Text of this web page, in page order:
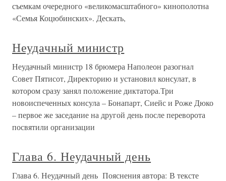
съемкам очередного «великомасштабного» кинополотна
«Семья Коцюбинских». Дескать,
Неудачный министр
Неудачный министр 18 брюмера Наполеон разогнал
Совет Пятисот, Директорию и установил консулат, в
котором сразу занял положение диктатора.Три
новоиспеченных консула – Бонапарт, Сиейс и Роже Дюко
– первое же заседание на другой день после переворота
посвятили организации
Глава 6. Неудачный день
Глава 6. Неудачный день Пояснения автора: В тексте